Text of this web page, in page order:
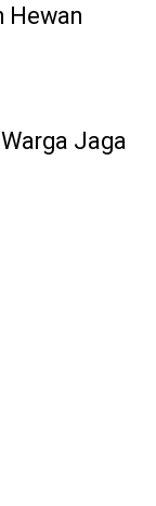
Hewan
Jaga